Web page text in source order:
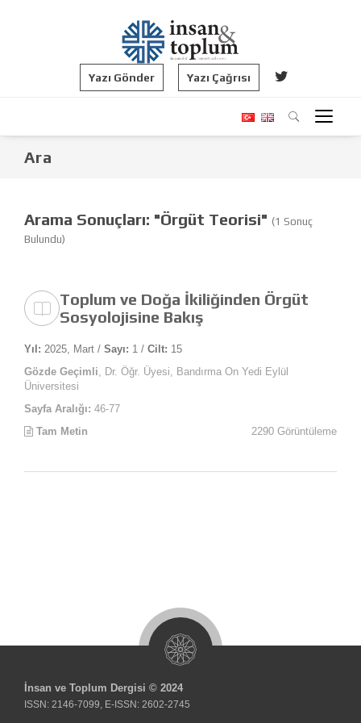
Yazı Gönder Yazı Çağrısı
Ara
Arama Sonuçları: "Örgüt Teorisi" (1 Sonuç
Bulundu)
Toplum ve Doğa İkiliğinden Örgüt
Sosyolojisine Bakış
Yıl: 2025, Mart / Sayı: 1 / Cilt: 15
Gözde Geçimli , Dr. Öğr. Üyesi, Bandırma On Yedi Eylül
Üniversitesi
Sayfa Aralığı: 46-77
Tam Metin
2290 Görüntüleme
İnsan ve Toplum Dergisi © 2024
ISSN: 2146-7099, E-ISSN: 2602-2745